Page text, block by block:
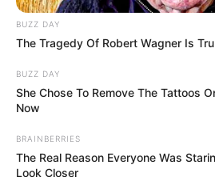
BUZZ DAY
The Tragedy Of Robert Wagner Is
BUZZ DAY
She Chose To Remove The Tattoos
Now
BRAINBERRIES
The Real Reason Everyone Was
Look Closer